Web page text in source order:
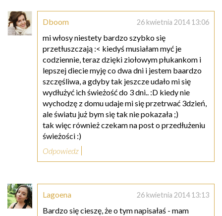
Dboom 26 kwietnia 2014 13:06
mi włosy niestety bardzo szybko się
przetłuszczają :< kiedyś musiałam myć je
codziennie, teraz dzięki ziołowym płukankom i
lepszej diecie myję co dwa dni i jestem baardzo
szczęśliwa, a gdyby tak jeszcze udało mi się
wydłużyć ich świeżość do 3 dni.. :D kiedy nie
wychodzę z domu udaje mi się przetrwać 3dzień,
ale światu już bym się tak nie pokazała ;)
tak więc również czekam na post o przedłużeniu
świeżości :)
Odpowiedz
Lagoena 26 kwietnia 2014 13:13
Bardzo się cieszę, że o tym napisałaś - mam